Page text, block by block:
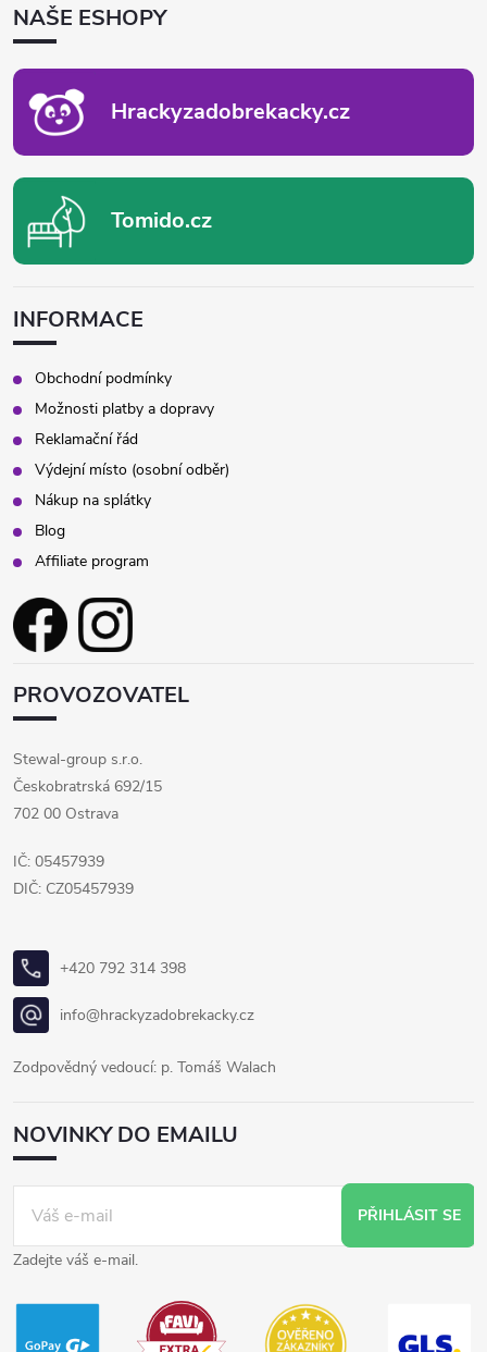
ANAŠE ESHOPY
Hrackyzadobrekacky.cz
Tomido.cz
INFORMACE
Obchodní podmínky
Možnosti platby a dopravy
Reklamační řád
Výdejní místo (osobní odběr)
Nákup na splátky
Blog
Affiliate program
PROVOZOVATEL
Stewal-group s.r.o.
Českobratrská 692/15
702 00 Ostrava
IČ: 05457939
DIČ: CZ05457939
+420 792 314 398
info@hrackyzadobrekacky.cz
Zodpovědný vedoucí: p. Tomáš Walach
NOVINKY DO EMAILU
PŘIHLÁSIT SE
Zadejte váš e-mail.